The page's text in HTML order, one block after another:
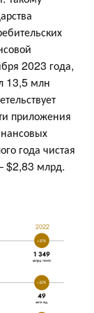
2023 года,
13,5 млн
приложения
года чистая
$2,83 млрд.